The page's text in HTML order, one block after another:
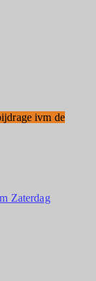
ivm de
Zaterdag